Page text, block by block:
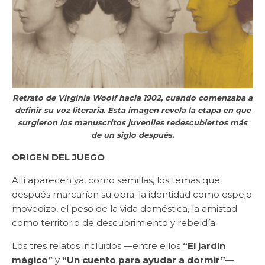
Retrato de Virginia Woolf hacia 1902, cuando comenzaba a
definir su voz literaria. Esta imagen revela la etapa en que
surgieron los manuscritos juveniles redescubiertos más
de un siglo después.
ORIGEN DEL JUEGO
Allí aparecen ya, como semillas, los temas que
después marcarían su obra: la identidad como espejo
movedizo, el peso de la vida doméstica, la amistad
como territorio de descubrimiento y rebeldía.
Los tres relatos incluidos —entre ellos “El jardín
mágico” y “Un cuento para ayudar a dormir”—